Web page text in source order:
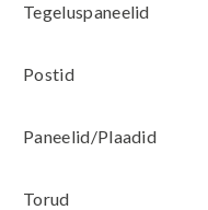
Tegeluspaneelid
Postid
Paneelid/Plaadid
Torud